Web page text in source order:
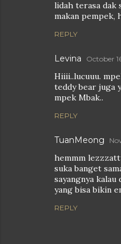
lidah terasa dak
makan pempek,
REPLY
Levina October
Hiiii..lucuuu.
teddy bear juga
mpek Mbak..
REPLY
TuanMeong
hemmm
suka banget
sayangnya
yang bisa bikin
REPLY